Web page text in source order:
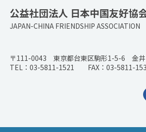
公益社団法人 日本中国友好協
JAPAN-CHINA FRIENDSHIP ASSOCIATION
〒111-0043 東京都台東区駒形1-5-6 金井
TEL：03-5811-1521 FAX：03-5811-